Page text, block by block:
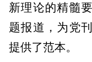
新理论的精髓
题报道，为党
提供了范本。